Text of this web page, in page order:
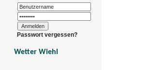
Passwort vergessen?
Wetter Wiehl